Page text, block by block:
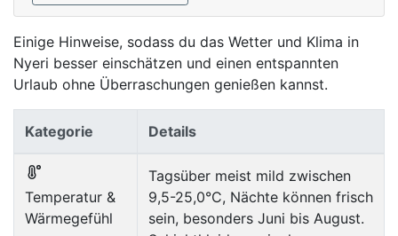
Einige Hinweise, sodass du das Wetter und Klima in
Nyeri besser einschätzen und einen entspannten
Urlaub ohne Überraschungen genießen kannst.
Kategorie Details
Temperatur &
Wärmegefühl
Tagsüber meist mild zwischen
9,5-25,0°C, Nächte können frisch
sein, besonders Juni bis August.